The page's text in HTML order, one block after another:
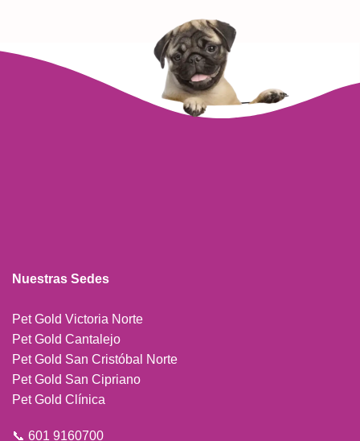
Nuestras Sedes
Pet Gold Victoria Norte
Pet Gold Cantalejo
Pet Gold San Cristóbal Norte
Pet Gold San Cipriano
Pet Gold Clínica
📞 601 9160700